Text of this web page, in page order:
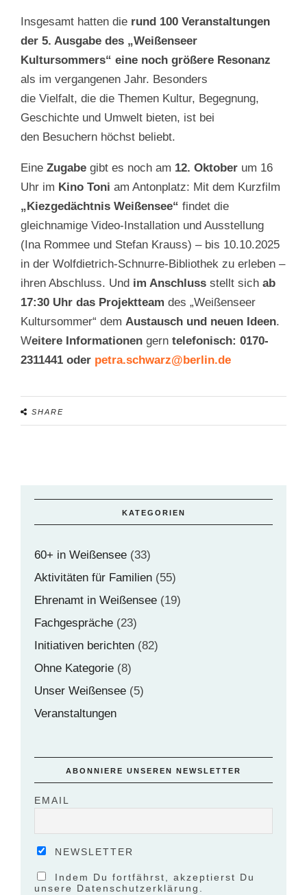
Insgesamt hatten die rund 100 Veranstaltungen
der 5. Ausgabe des „Weißenseer
Kultursommers“ eine noch größere Resonanz
als im vergangenen Jahr. Besonders
die Vielfalt, die die Themen Kultur, Begegnung,
Geschichte und Umwelt bieten, ist bei
den Besuchern höchst beliebt.
Eine Zugabe gibt es noch am 12. Oktober um 16
Uhr im Kino Toni am Antonplatz: Mit dem Kurzfilm
„Kiezgedächtnis Weißensee“ findet die
gleichnamige Video-Installation und Ausstellung
(Ina Rommee und Stefan Krauss) – bis 10.10.2025
in der Wolfdietrich-Schnurre-Bibliothek zu erleben –
ihren Abschluss. Und im Anschluss stellt sich ab
17:30 Uhr das Projektteam des „Weißenseer
Kultursommer“ dem Austausch und neuen Ideen.
Weitere Informationen gern telefonisch: 0170-
2311441 oder petra.schwarz@berlin.de
SHARE
KATEGORIEN
60+ in Weißensee (33)
Aktivitäten für Familien (55)
Ehrenamt in Weißensee (19)
Fachgespräche (23)
Initiativen berichten (82)
Ohne Kategorie (8)
Unser Weißensee (5)
Veranstaltungen
ABONNIERE UNSEREN NEWSLETTER
EMAIL
NEWSLETTER
Indem Du fortfährst, akzeptierst Du
unsere Datenschutzerklärung.